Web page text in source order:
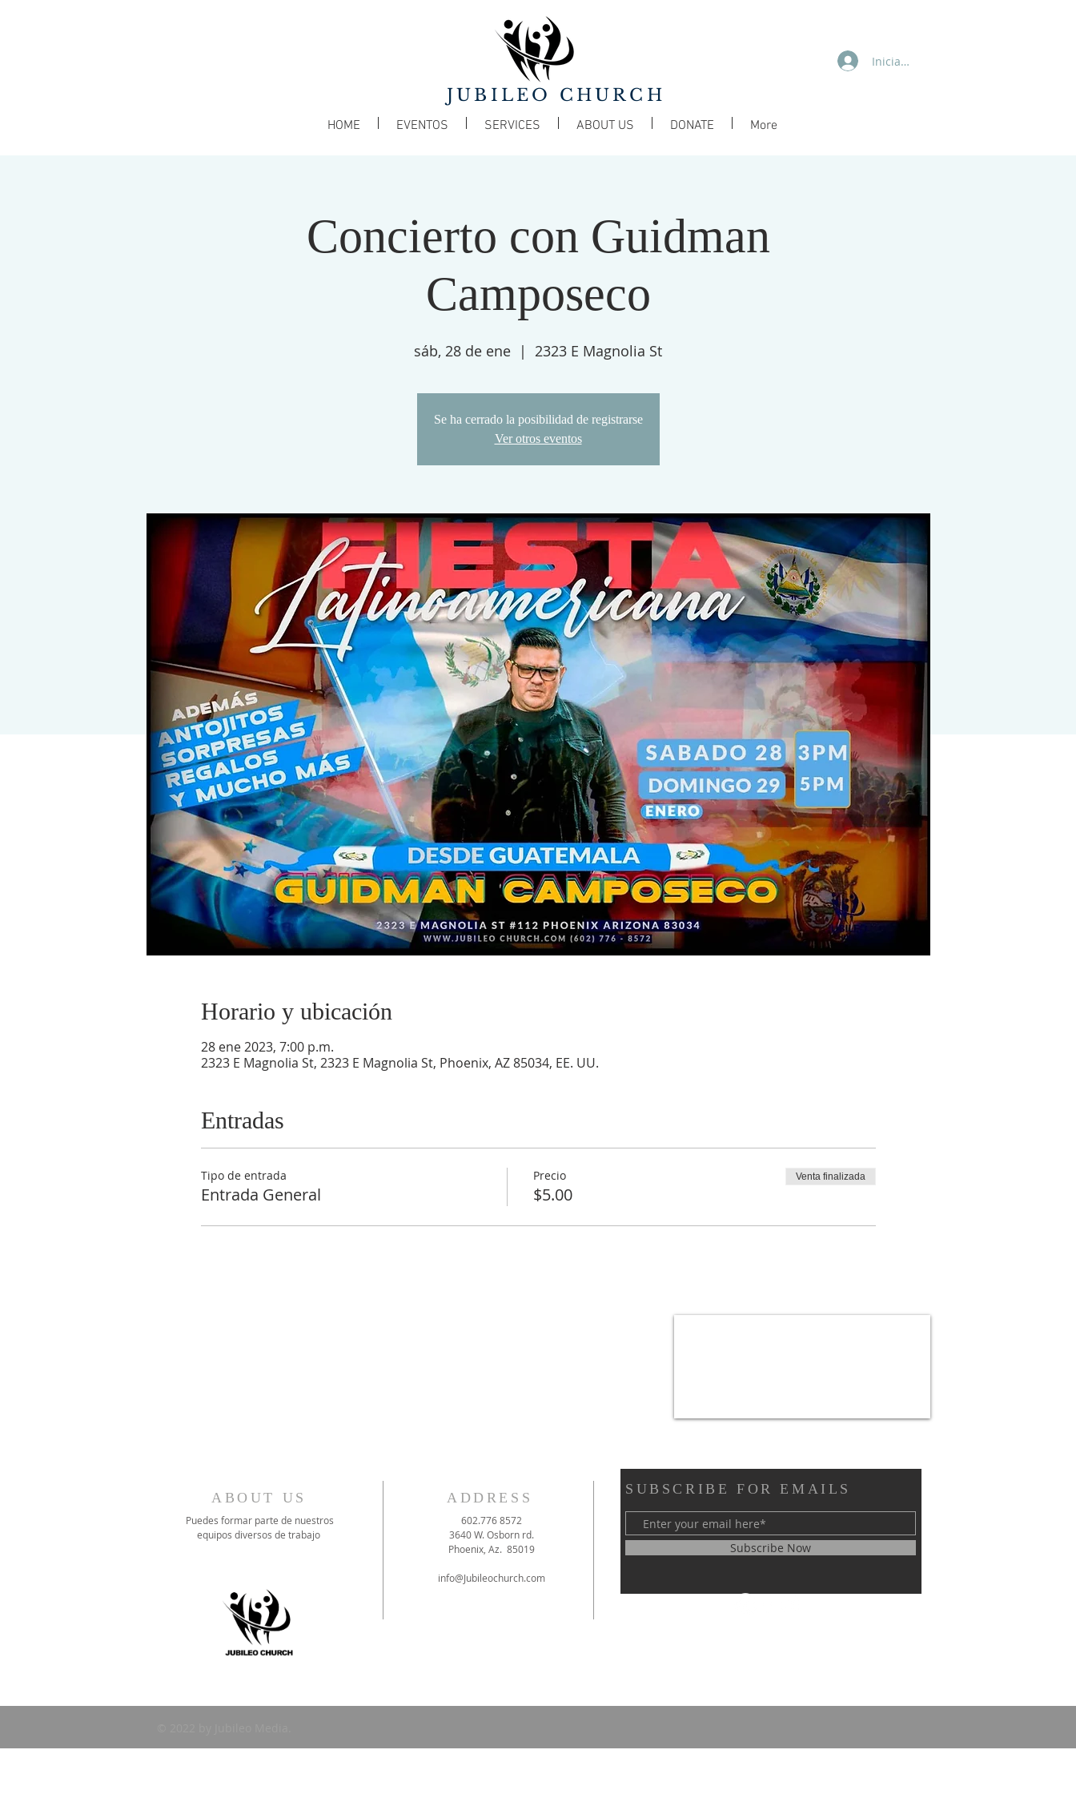
Iniciar sesión
JUBILEO CHURCH
HOME EVENTOS SERVICES ABOUT US DONATE More
Concierto con Guidman
Camposeco
sáb, 28 de ene
  |
2323 E Magnolia St
Se ha cerrado la posibilidad de registrarse
Ver otros eventos
Horario y ubicación
28 ene 2023, 7:00 p.m.
2323 E Magnolia St, 2323 E Magnolia St, Phoenix, AZ 85034, EE. UU.
Entradas
Tipo de entrada
Entrada General
Precio
$5.00
Venta finalizada
ABOUT US
Puedes formar parte de nuestros
equipos diversos de trabajo
ADDRESS
602.776 8572
3640 W. Osborn rd.
Phoenix, Az. 85019
info@Jubileochurch.com
SUBSCRIBE FOR EMAILS
Subscribe Now